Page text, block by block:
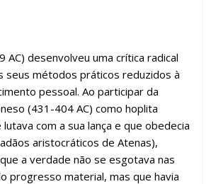
AC) desenvolveu uma crítica radical
seus métodos práticos reduzidos à
pessoal. Ao participar da
(431-404 AC) como hoplita
com a sua lança e que obedecia
aristocráticos de Atenas),
a verdade não se esgotava nas
progresso material, mas que havia